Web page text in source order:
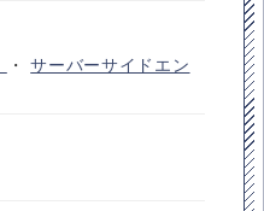
・サーバーサイドエン